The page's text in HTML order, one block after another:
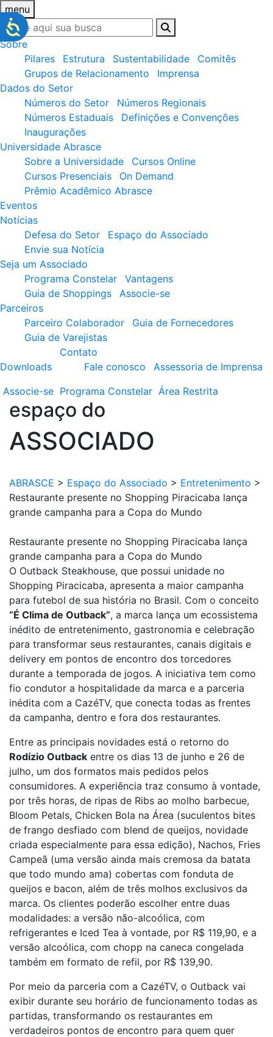
menu
Sobre
Pilares
Estrutura Sustentabilidade
Comitês
Grupos de Relacionamento
Imprensa
Dados do Setor
Números do Setor
Números Regionais
Números Estaduais
Definições e Convenções
Inaugurações
Universidade Abrasce
Sobre a Universidade
Cursos Online
Cursos Presenciais
On Demand
Prêmio Acadêmico Abrasce
Eventos
Notícias
Defesa do Setor
Espaço do Associado
Envie sua Notícia
Seja um Associado
Programa Constelar
Vantagens
Guia de Shoppings
Associe-se
Parceiros
Parceiro Colaborador
Guia de Fornecedores
Guia de Varejistas
Downloads
Contato
Fale conosco
Assessoria de Imprensa
Associe-se Programa Constelar Área Restrita
espaço do
ASSOCIADO
ABRASCE > Espaço do Associado > Entretenimento >
Restaurante presente no Shopping Piracicaba lança
grande campanha para a Copa do Mundo
Restaurante presente no Shopping Piracicaba lança
grande campanha para a Copa do Mundo
O Outback Steakhouse, que possui unidade no
Shopping Piracicaba, apresenta a maior campanha
para futebol de sua história no Brasil. Com o conceito
“É Clima de Outback”, a marca lança um ecossistema
inédito de entretenimento, gastronomia e celebração
para transformar seus restaurantes, canais digitais e
delivery em pontos de encontro dos torcedores
durante a temporada de jogos. A iniciativa tem como
fio condutor a hospitalidade da marca e a parceria
inédita com a CazéTV, que conecta todas as frentes
da campanha, dentro e fora dos restaurantes.
Entre as principais novidades está o retorno do
Rodízio Outback entre os dias 13 de junho e 26 de
julho, um dos formatos mais pedidos pelos
consumidores. A experiência traz consumo à vontade,
por três horas, de ripas de Ribs ao molho barbecue,
Bloom Petals, Chicken Bola na Área (suculentos bites
de frango desfiado com blend de queijos, novidade
criada especialmente para essa edição), Nachos, Fries
Campeã (uma versão ainda mais cremosa da batata
que todo mundo ama) cobertas com fonduta de
queijos e bacon, além de três molhos exclusivos da
marca. Os clientes poderão escolher entre duas
modalidades: a versão não-alcoólica, com
refrigerantes e Iced Tea à vontade, por R$ 119,90, e a
versão alcoólica, com chopp na caneca congelada
também em formato de refil, por R$ 139,90.
Por meio da parceria com a CazéTV, o Outback vai
exibir durante seu horário de funcionamento todas as
partidas, transformando os restaurantes em
verdadeiros pontos de encontro para quem quer